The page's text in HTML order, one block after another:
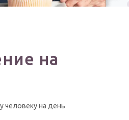
на
человеку на день